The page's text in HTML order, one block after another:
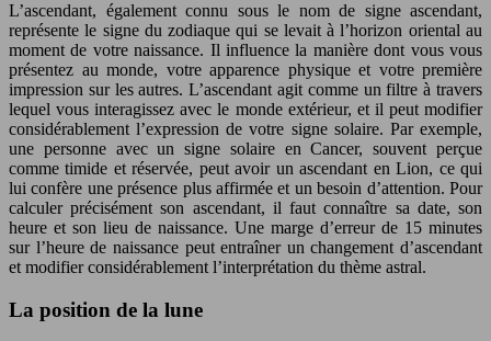
L’ascendant, également connu sous le nom de signe ascendant,
représente le signe du zodiaque qui se levait à l’horizon oriental au
moment de votre naissance. Il influence la manière dont vous vous
présentez au monde, votre apparence physique et votre première
impression sur les autres. L’ascendant agit comme un filtre à travers
lequel vous interagissez avec le monde extérieur, et il peut modifier
considérablement l’expression de votre signe solaire. Par exemple,
une personne avec un signe solaire en Cancer, souvent perçue
comme timide et réservée, peut avoir un ascendant en Lion, ce qui
lui confère une présence plus affirmée et un besoin d’attention. Pour
calculer précisément son ascendant, il faut connaître sa date, son
heure et son lieu de naissance. Une marge d’erreur de 15 minutes
sur l’heure de naissance peut entraîner un changement d’ascendant
et modifier considérablement l’interprétation du thème astral.
La position de la lune